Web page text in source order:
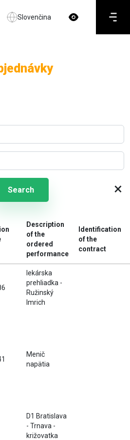
Slovenčina
Search ×
Description
of the
ordered
performance
Identification
of the
contract
lekárska
prehliadka -
Ružinský
Imrich
Menič
napätia
D1 Bratislava
- Trnava -
križovatka